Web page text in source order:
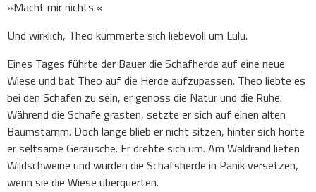
»Macht mir nichts.«
Und wirklich, Theo kümmerte sich liebevoll um Lulu.
Eines Tages führte der Bauer die Schafherde auf eine neue
Wiese und bat Theo auf die Herde aufzupassen. Theo liebte es
bei den Schafen zu sein, er genoss die Natur und die Ruhe.
Während die Schafe grasten, setzte er sich auf einen alten
Baumstamm. Doch lange blieb er nicht sitzen, hinter sich hörte
er seltsame Geräusche. Er drehte sich um. Am Waldrand liefen
Wildschweine und würden die Schafsherde in Panik versetzen,
wenn sie die Wiese überquerten.